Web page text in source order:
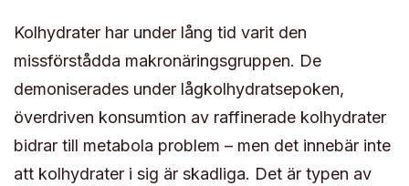
Kolhydrater har under lång tid varit den
missförstådda makronäringsgruppen. De
demoniserades under lågkolhydratsepoken,
överdriven konsumtion av raffinerade kolhydrater
bidrar till metabola problem – men det innebär inte
att kolhydrater i sig är skadliga. Det är typen av